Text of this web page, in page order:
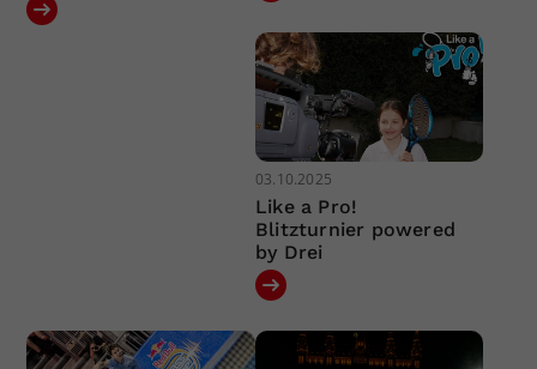
03.10.2025
Like a Pro!
Blitzturnier powered
by Drei